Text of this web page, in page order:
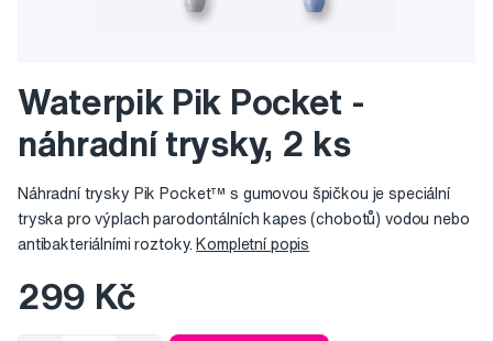
Waterpik Pik Pocket -
náhradní trysky, 2 ks
Náhradní trysky Pik Pocket™ s gumovou špičkou je speciální
tryska pro výplach parodontálních kapes (chobotů) vodou nebo
antibakteriálními roztoky. Kompletní popis
299 Kč